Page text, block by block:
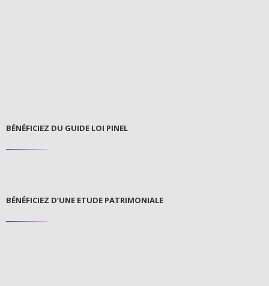
BÉNÉFICIEZ DU GUIDE LOI PINEL
BÉNÉFICIEZ D’UNE ETUDE PATRIMONIALE